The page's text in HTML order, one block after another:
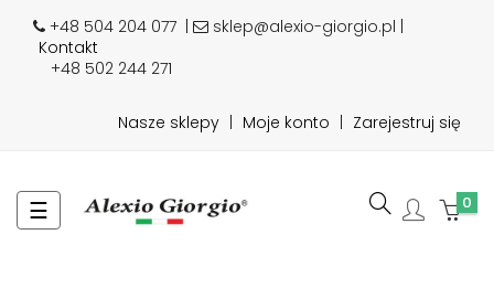
+48 504 204 077
sklep@alexio-giorgio.pl |
Kontakt
+48 502 244 271
Nasze sklepy Moje konto Zarejestruj się
Toggle
navigation
☰ 0